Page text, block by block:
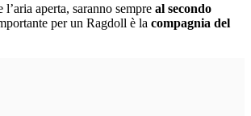
aperta, saranno sempre al secondo
per un Ragdoll è la compagnia del